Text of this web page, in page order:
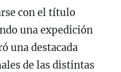
con el título
una expedición
una destacada
de las distintas